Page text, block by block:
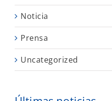
Noticia
Prensa
Uncategorized